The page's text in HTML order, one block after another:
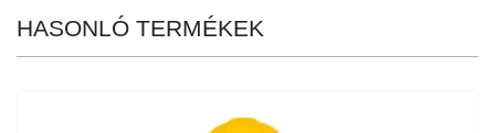
HASONLÓ TERMÉKEK